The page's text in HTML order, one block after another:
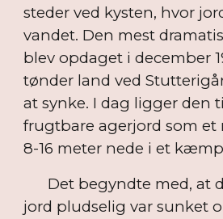
steder ved kysten, hvor
vandet. Den mest
blev opdaget i december
tønder land ved
at synke. I dag ligger den
frugtbare agerjord som et
8-16 meter nede i et
Det begyndte med, at
jord pludselig var sunket